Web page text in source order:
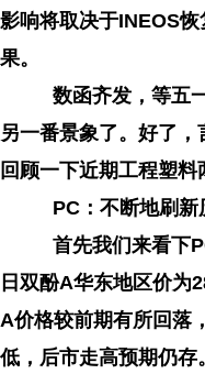
影响将取决于INEOS
果。
数函齐发，等五
另一番景象了。好了
回顾一下近期工程塑料
PC：不断地刷新
首先我们来看下
日双酚A华东地区价为
A价格较前期有所回落
低，后市走高预期仍